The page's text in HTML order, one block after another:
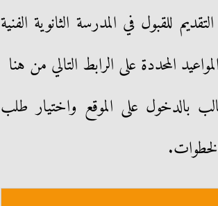
للقبول في المدرسة الثانوية الفنية
المحددة على الرابط التالي من هنا
بالدخول على الموقع واختيار طلب